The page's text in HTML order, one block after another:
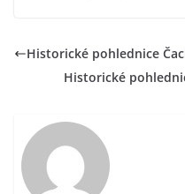
Historické pohlednice
Historické